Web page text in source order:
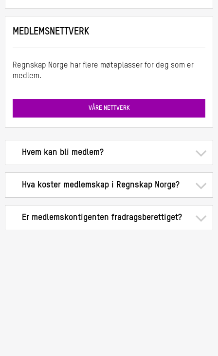
MEDLEMSNETTVERK
Regnskap Norge har flere møteplasser for deg som er
medlem.
VÅRE NETTVERK
Hvem kan bli medlem?
Hva koster medlemskap i Regnskap Norge?
Er medlemskontigenten fradragsberettiget?